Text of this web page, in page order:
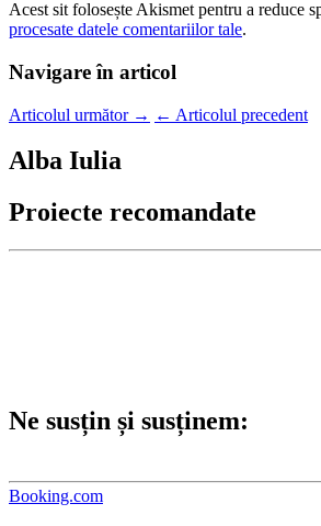
Acest sit folosește Akismet pentru a reduce
procesate datele comentariilor tale.
Navigare în articol
Articolul următor → ← Articolul precedent
Alba Iulia
Proiecte recomandate
Ne susțin și susținem:
Booking.com